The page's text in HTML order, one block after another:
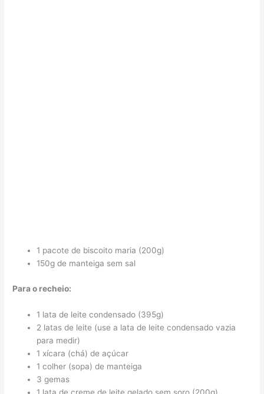
1 pacote de biscoito maria (200g)
150g de manteiga sem sal
Para o recheio:
1 lata de leite condensado (395g)
2 latas de leite (use a lata de leite condensado vazia
para medir)
1 xícara (chá) de açúcar
1 colher (sopa) de manteiga
3 gemas
1 lata de creme de leite gelado sem soro (200g)